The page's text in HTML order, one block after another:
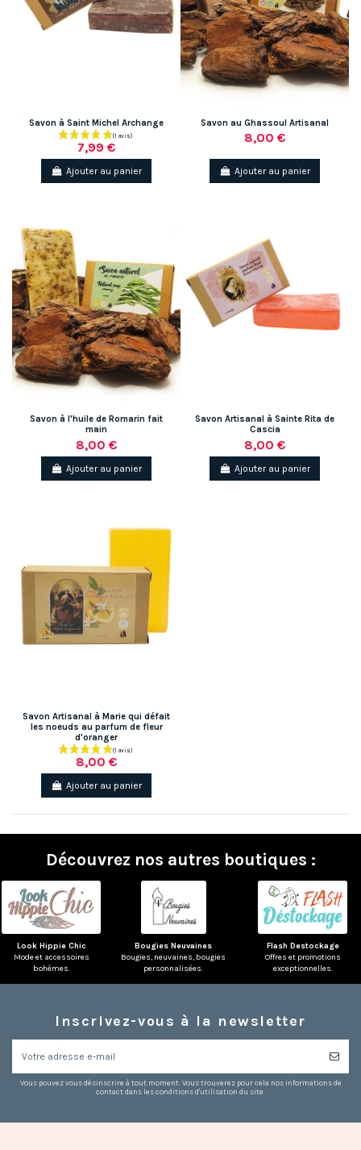
Savon à Saint Michel Archange
7,99 €
Ajouter au panier
Savon au Ghassoul Artisanal
8,00 €
Ajouter au panier
Savon à l'huile de Romarin fait
main
8,00 €
Ajouter au panier
Savon Artisanal à Sainte Rita de
Cascia
8,00 €
Ajouter au panier
Savon Artisanal à Marie qui défait
les noeuds au parfum de fleur
d'oranger
8,00 €
Ajouter au panier
Découvrez nos autres boutiques :
Look Hippie Chic
Mode et accessoires
bohèmes.
Bougies Neuvaines
Bougies, neuvaines, bougies
personnalisées.
Flash Destockage
Offres et promotions
exceptionnelles.
Inscrivez-vous à la newsletter
Vous pouvez vous désinscrire à tout moment. Vous trouverez pour cela nos informations de
contact dans les conditions d'utilisation du site.